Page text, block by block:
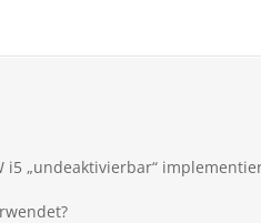
i5 „undeaktivierbar“